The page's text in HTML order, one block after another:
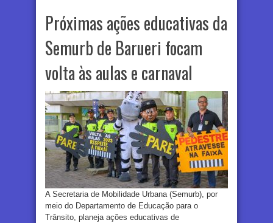
Próximas ações educativas da
Semurb de Barueri focam
volta às aulas e carnaval
A Secretaria de Mobilidade Urbana (Semurb), por
meio do Departamento de Educação para o
Trânsito, planeja ações educativas de